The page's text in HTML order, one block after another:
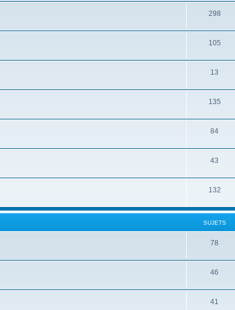
298
105
13
135
84
43
132
SUJETS
78
46
41